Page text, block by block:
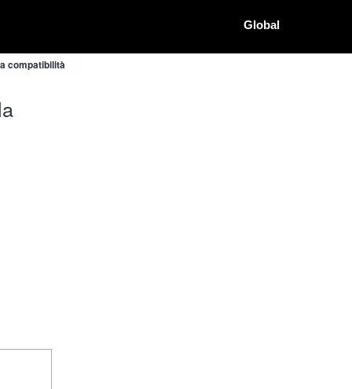
Global
compatibilità